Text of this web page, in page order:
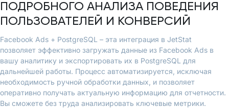
ПОДРОБНОГО АНАЛИЗА ПОВЕДЕНИЯ
ПОЛЬЗОВАТЕЛЕЙ И КОНВЕРСИЙ
Facebook Ads + PostgreSQL – эта интеграция в JetStat
позволяет эффективно загружать данные из Facebook Ads в
вашу аналитику и экспортировать их в PostgreSQL для
дальнейшей работы. Процесс автоматизируется, исключая
необходимость ручной обработки данных, и позволяет
оперативно получать актуальную информацию для отчетности.
Вы сможете без труда анализировать ключевые метрики.